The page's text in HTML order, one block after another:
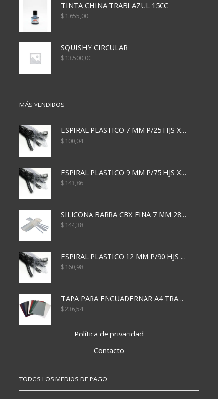
TINTA CHINA TRABI AZUL 15CC
$1.655,00
SQUISHY CIRCULAR
$13.500,00
MÁS VENDIDOS
ESPIRAL PLASTICO 7 MM P/25 HJS X50x3000
$100,04
ESPIRAL PLASTICO 9 MM P/75 HJS X50X2400
$143,86
SILICONA BARRA CBX FINA 7 MM 28 CM
$144,38
ESPIRAL PLASTICO 12 MM P/90 HJS X50X1500
$160,98
TAPA PARA ENCUADERNAR A4 TRANSP x50x500
$236,54
Política de privacidad
Contacto
TODOS LOS MEDIOS DE PAGO